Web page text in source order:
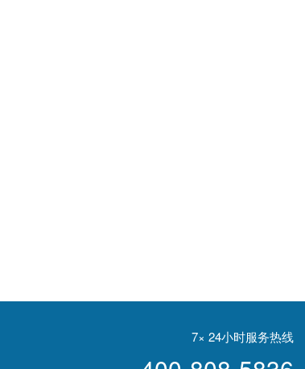
7× 24小时服务热线